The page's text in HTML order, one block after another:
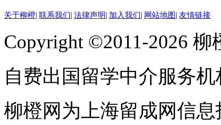
关于柳橙| 联系我们| 法律声明| 加入我们| 网站地图| 友情链接
Copyright ©2011-2026
自费出国留学中介服务
柳橙网为上海留成网信